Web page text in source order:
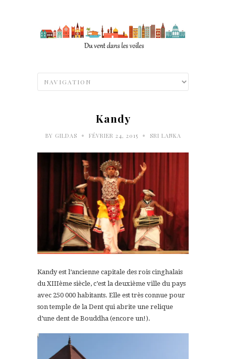
Kandy
BY GILDAS • FÉVRIER 24, 2015 • SRI LANKA
Kandy est l’ancienne capitale des rois cinghalais
du XIIIème siècle, c’est la deuxième ville du pays
avec 250 000 habitants. Elle est très connue pour
son temple de la Dent qui abrite une relique
d’une dent de Bouddha (encore un!).